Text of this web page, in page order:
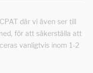
där vi även ser till
för att säkerställa att
vanligtvis inom 1-2